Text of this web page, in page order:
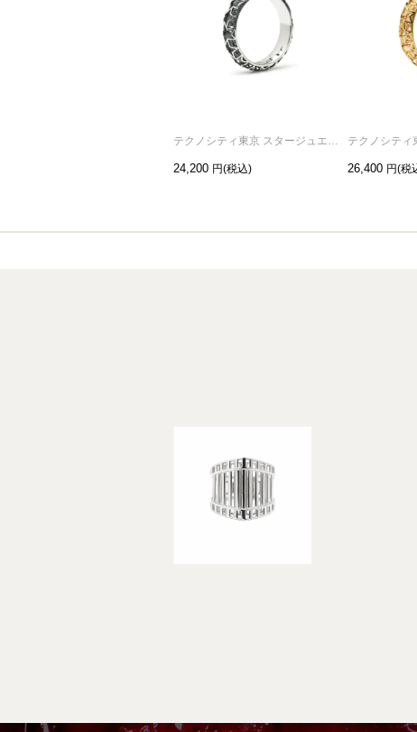
テクノシティ東京 スタージュエリーリング/指輪 シルバー / 単品
24,200 26,400